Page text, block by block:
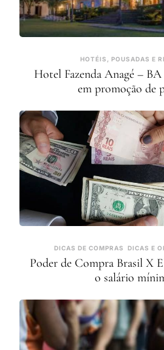
HOTÉIS, POUSADAS E
Hotel Fazenda Anagé –
em promoção de
DICAS DE COMPRAS DICAS E
Poder de Compra Brasil X
o salário